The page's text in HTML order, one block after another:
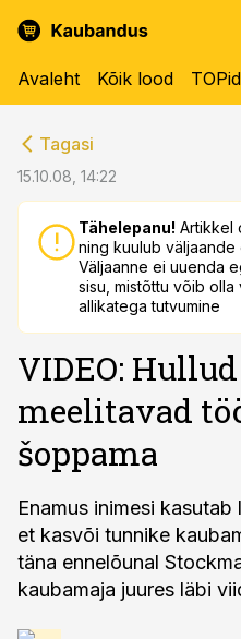
Avaleht Kõik lood TOPid
Tagasi
15.10.08, 14:22
Tähelepanu! Artikkel
ning kuulub väljaande
Väljaanne ei uuenda
sisu, mistõttu võib
allikatega tutvumine
VIDEO:
meelitavad
šoppama
Enamus inimesi
et kasvõi tunnike
täna ennelõunal
kaubamaja juures läbi